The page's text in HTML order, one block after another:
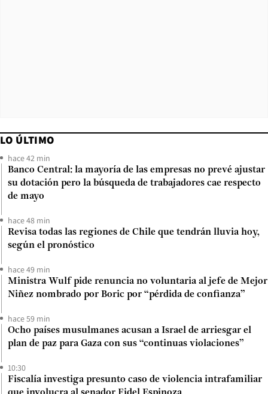
LO ÚLTIMO
hace 42 min
Banco Central: la mayoría de las empresas no prevé ajustar
su dotación pero la búsqueda de trabajadores cae respecto
de mayo
hace 48 min
Revisa todas las regiones de Chile que tendrán lluvia hoy,
según el pronóstico
hace 49 min
Ministra Wulf pide renuncia no voluntaria al jefe de Mejor
Niñez nombrado por Boric por “pérdida de confianza”
hace 59 min
Ocho países musulmanes acusan a Israel de arriesgar el
plan de paz para Gaza con sus “continuas violaciones”
10:30
Fiscalía investiga presunto caso de violencia intrafamiliar